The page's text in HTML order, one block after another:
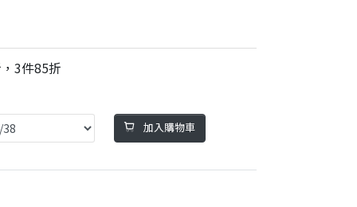
3件85折
加入購物車